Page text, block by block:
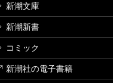
新潮文庫
新潮新書
コミック
新潮社の電子書籍